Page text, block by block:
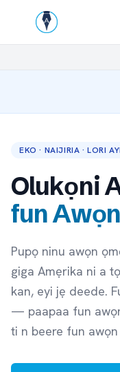
EKO · NAIJIRIA · LORI
Olukọni
fun
Pupọ ninu awọn
giga Amẹrika ni a
kan, eyi jẹ deede.
— paapaa fun
ti n beere fun